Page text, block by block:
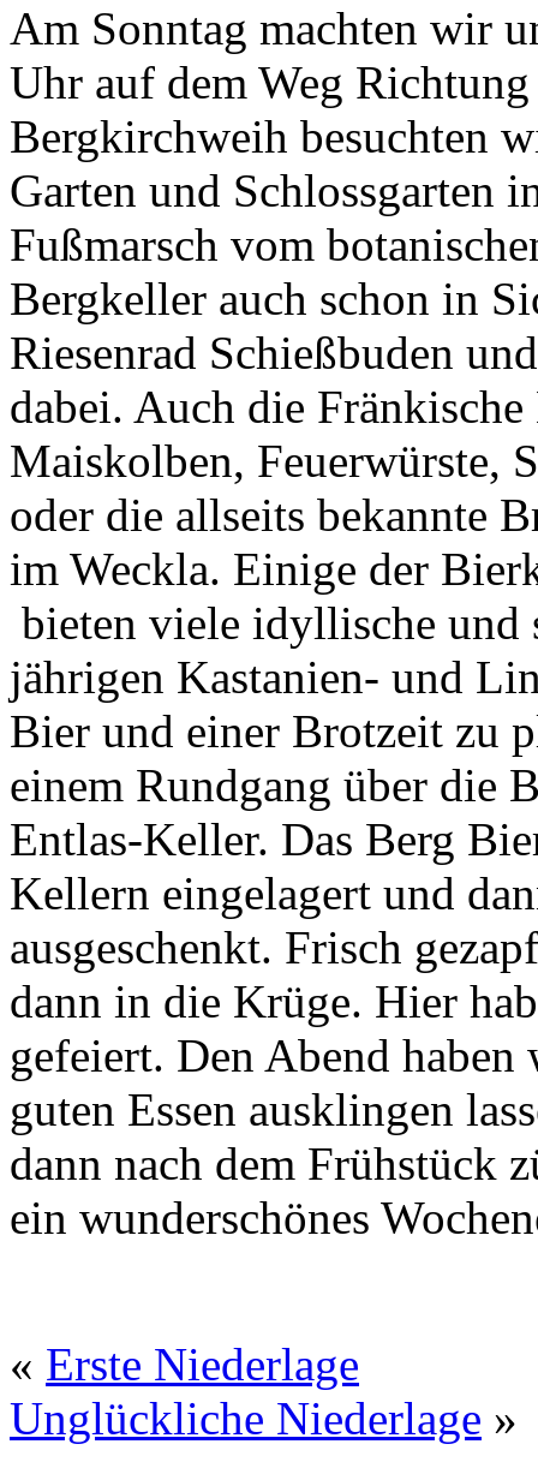
Am Sonntag machten wir
Uhr auf dem Weg
Bergkirchweih besuchten
Garten und Schlossgarten
Fußmarsch vom
Bergkeller auch schon in
Riesenrad Schießbuden
dabei. Auch die
Maiskolben, Feuerwürste,
oder die allseits bekannte
im Weckla. Einige der
bieten viele idyllische und
jährigen Kastanien- und
Bier und einer Brotzeit zu
einem Rundgang über die
Entlas-Keller. Das Berg
Kellern eingelagert und
ausgeschenkt. Frisch
dann in die Krüge. Hier
gefeiert. Den Abend
guten Essen ausklingen
dann nach dem Frühstück
ein wunderschönes
« Erste Niederlage
Unglückliche Niederlage »